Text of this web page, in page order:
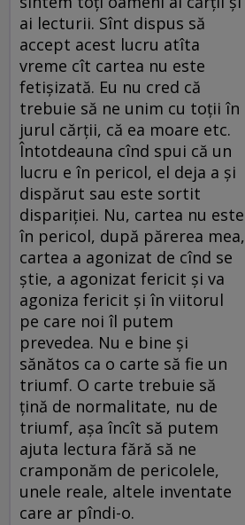
ai lecturii. Sînt dispus să
accept acest lucru atîta
vreme cît cartea nu este
fetişizată. Eu nu cred că
trebuie să ne unim cu toţii în
jurul cărţii, că ea moare etc.
Întotdeauna cînd spui că un
lucru e în pericol, el deja a şi
dispărut sau este sortit
dispariţiei. Nu, cartea nu este
în pericol, după părerea mea,
cartea a agonizat de cînd se
ştie, a agonizat fericit şi va
agoniza fericit şi în viitorul
pe care noi îl putem
prevedea. Nu e bine şi
sănătos ca o carte să fie un
triumf. O carte trebuie să
ţină de normalitate, nu de
triumf, așa încît să putem
ajuta lectura fără să ne
cramponăm de pericolele,
unele reale, altele inventate
care ar pîndi-o.